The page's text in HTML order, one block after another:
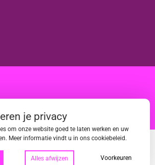
je privacy
om onze website goed te laten werken en uw
Meer informatie vindt u in ons cookiebeleid.
Alles afwijzen Voorkeuren